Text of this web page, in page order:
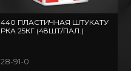
440 ПЛАСТИЧНАЯ ШТУКАТУ
РКА 25КГ (48ШТ/ПАЛ.)
28-91-0